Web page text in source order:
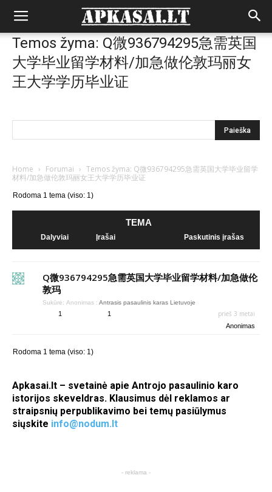
Temos žyma: Q微936794295急需英国
大学毕业留学材料/加急做伦敦玛丽女
王大学学历毕业证
Home › Forumai › Temos žyma: Q微936794295急需英国大学毕业留学
材料/加急做伦敦玛丽女王大学学历毕业证
Rodoma 1 tema (viso: 1)
TEMA
Dalyviai Įrašai Paskutinis įrašas
Q微936794295急需英国大学毕业留学材料/加急做伦
敦玛
Sukūrė: Anonimas : Antrasis pasaulinis karas Lietuvoje
1 1 prieš 3 metai
Anonimas
Rodoma 1 tema (viso: 1)
Apkasai.lt – svetainė apie Antrojo pasaulinio karo
istorijos skeveldras. Klausimus dėl reklamos ar
straipsnių perpublikavimo bei temų pasiūlymus
siųskite info@nodum.lt
- reklama -